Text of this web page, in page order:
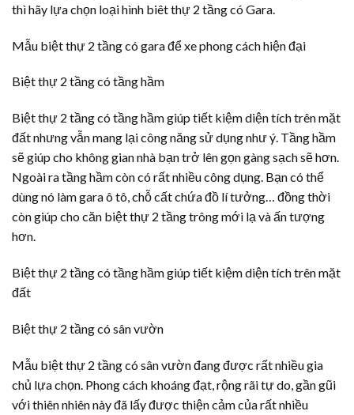
thì hãy lựa chọn loại hình biêt thự 2 tầng có Gara.
Mẫu biệt thự 2 tầng có gara để xe phong cách hiện đại
Biệt thự 2 tầng có tầng hầm
Biệt thự 2 tầng có tầng hầm giúp tiết kiệm diện tích trên mặt
đất nhưng vẫn mang lại công năng sử dụng như ý. Tầng hầm
sẽ giúp cho không gian nhà bạn trở lên gọn gàng sạch sẽ hơn.
Ngoài ra tầng hầm còn có rất nhiều công dụng. Bạn có thể
dùng nó làm gara ô tô, chỗ cất chứa đồ lí tưởng… đồng thời
còn giúp cho căn biệt thự 2 tầng trông mới lạ và ấn tượng
hơn.
Biệt thự 2 tầng có tầng hầm giúp tiết kiệm diện tích trên mặt
đất
Biệt thự 2 tầng có sân vườn
Mẫu biệt thự 2 tầng có sân vườn đang được rất nhiều gia
chủ lựa chọn. Phong cách khoáng đạt, rộng rãi tự do, gần gũi
với thiên nhiên này đã lấy được thiện cảm của rất nhiều